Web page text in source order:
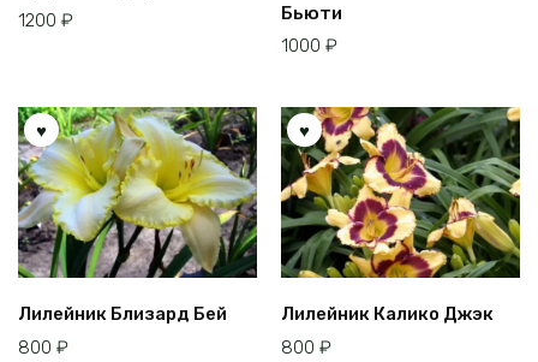
1200 ₽
Бьюти
1000 ₽
Лилейник Близард Бей
800 ₽
Лилейник Калико Джэк
800 ₽